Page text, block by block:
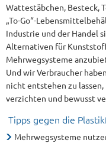
Wattestäbchen, Besteck,
„To-Go“-
Industrie und der Handel
Alternativen für
Mehrwegsysteme
Und wir Verbraucher
nicht entstehen zu
verzichten und bewusst
Tipps gegen die
Mehrwegsysteme